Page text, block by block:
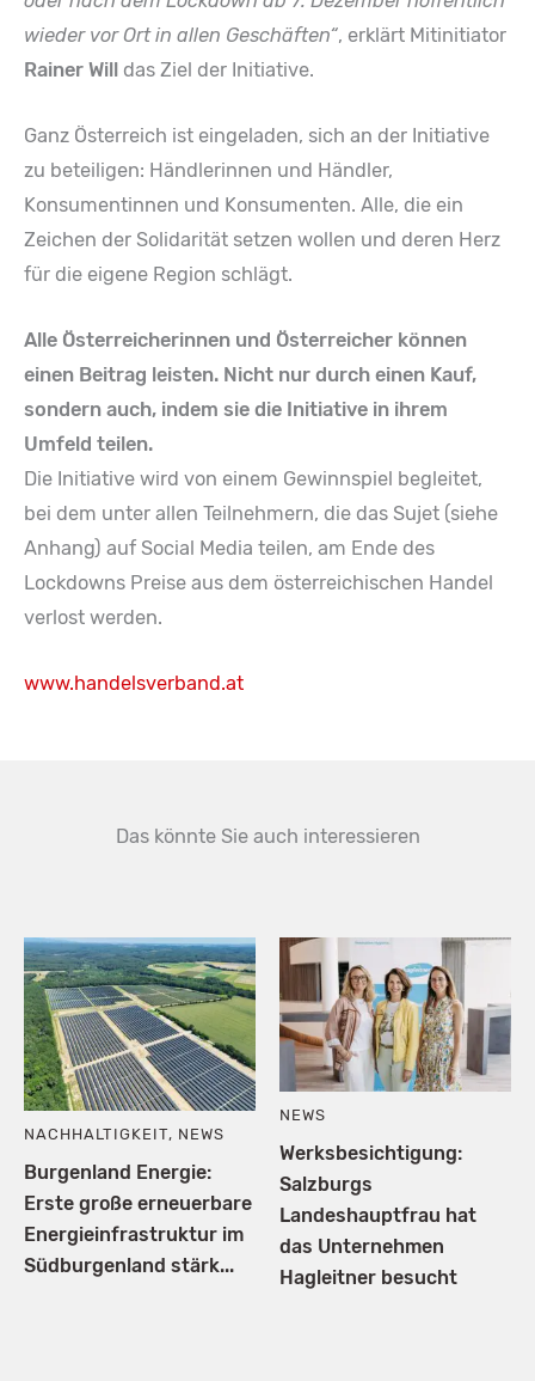
wieder vor Ort in allen Geschäften“, erklärt Mitinitiator
Rainer Will das Ziel der Initiative.
Ganz Österreich ist eingeladen, sich an der Initiative
zu beteiligen: Händlerinnen und Händler,
Konsumentinnen und Konsumenten. Alle, die ein
Zeichen der Solidarität setzen wollen und deren Herz
für die eigene Region schlägt.
Alle Österreicherinnen und Österreicher können
einen Beitrag leisten. Nicht nur durch einen Kauf,
sondern auch, indem sie die Initiative in ihrem
Umfeld teilen.
Die Initiative wird von einem Gewinnspiel begleitet,
bei dem unter allen Teilnehmern, die das Sujet (siehe
Anhang) auf Social Media teilen, am Ende des
Lockdowns Preise aus dem österreichischen Handel
verlost werden.
www.handelsverband.at
Das könnte Sie auch interessieren
NACHHALTIGKEIT, NEWS
Burgenland Energie:
Erste große erneuerbare
Energieinfrastruktur im
Südburgenland stärk...
NEWS
Werksbesichtigung:
Salzburgs
Landeshauptfrau hat
das Unternehmen
Hagleitner besucht